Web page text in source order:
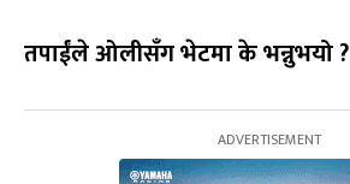
तपाईंले ओलीसँग भेटमा के भन्नुभयो ?